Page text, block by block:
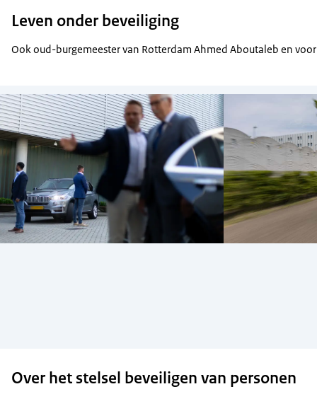
Leven onder beveiliging
Ook oud-burgemeester van Rotterdam Ahmed Aboutaleb en
Over het stelsel beveiligen van personen